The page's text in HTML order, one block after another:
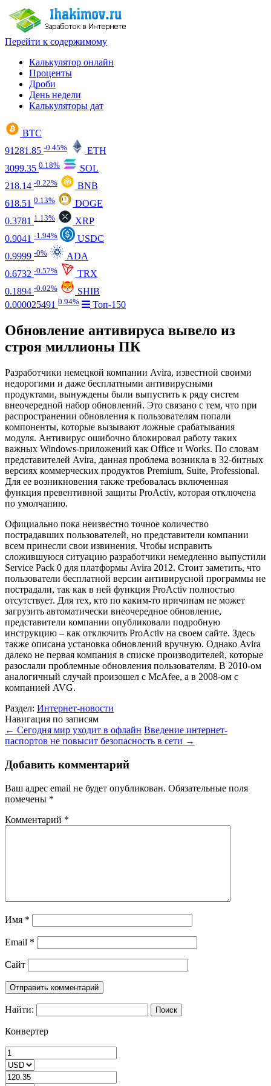
Перейти к содержимому
Калькулятор онлайн
Проценты
Дроби
День недели
Калькуляторы дат
BTC
91281.85 -0.45%
ETH
3099.35 0.18%
SOL
218.14 -0.22%
BNB
618.51 0.13%
DOGE
0.3781 1.13%
XRP
0.9041 -1.94%
USDC
0.9999 -0%
ADA
0.6732 -0.57%
TRX
0.1894 -0.02%
SHIB
0.000025491 0.94% Топ-150
Обновление антивируса вывело из
строя миллионы ПК
Разработчики немецкой компании Avira, известной своими
недорогими и даже бесплатными антивирусными
продуктами, вынуждены были выпустить к ряду систем
внеочередной набор обновлений. Это связано с тем, что при
распространении обновления к пользователям попали
компоненты, которые вызывают ложные срабатывания
модуля. Антивирус ошибочно блокировал работу таких
важных Windows-приложений как Office и Works. По словам
представителей Avira, данная проблема возникла в 32-битных
версиях коммерческих продуктов Premium, Suite, Professional.
Для ее возникновения также требовалась включенная
функция превентивной защиты ProActiv, которая отключена
по умолчанию.
Официально пока неизвестно точное количество
пострадавших пользователей, но представители компании
всем принесли свои извинения. Чтобы исправить
сложившуюся ситуацию разработчики немедленно выпустили
Service Pack 0 для платформы Avira 2012. Стоит заметить, что
пользователи бесплатной версии антивирусной программы не
пострадали, так как в ней функция ProActiv полностью
отсутствует. Для тех, кто по каким-то причинам не может
загрузить автоматически внеочередное обновление,
представители компании опубликовали подробную
инструкцию – как отключить ProActiv на своем сайте. Здесь
также описана установка обновлений вручную. Однако Avira
далеко не первая компания в списке производителей, которые
разослали проблемные обновления пользователям. В 2010-ом
аналогичный случай произошел с McAfee, а в 2008-ом с
компанией AVG.
Раздел: Интернет-новости
Навигация по записям
← Сегодня мир уходит в офлайн Введение интернет-
паспортов не повысит безопасность в сети →
Добавить комментарий
Ваш адрес email не будет опубликован. Обязательные поля
помечены *
Комментарий *
Имя *
Email *
Сайт
Найти:
Конвертер